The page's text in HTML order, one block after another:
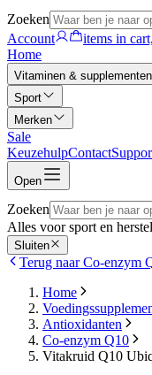
Zoeken
Account
items in
Home
Vitaminen & supplementen
Sport
Merken
Sale
KeuzehulpContact
Open
Zoeken
Alles voor sport en herstel
Sluiten
Terug naar Co-enzym
Home
Antioxidanten
Co-enzym Q10
Vitakruid Q10